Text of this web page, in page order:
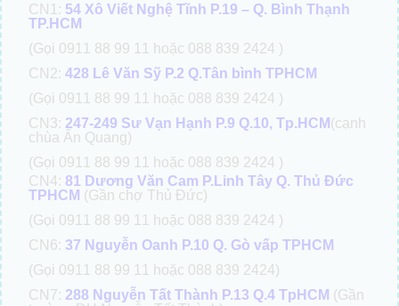
CN1: 54 Xô Viết Nghệ Tĩnh P.19 – Q. Bình Thạnh
TP.HCM
(Gọi 0911 88 99 11 hoặc 088 839 2424 )
CN2: 428 Lê Văn Sỹ P.2 Q.Tân bình TPHCM
(Gọi 0911 88 99 11 hoặc 088 839 2424 )
CN3: 247-249 Sư Vạn Hạnh P.9 Q.10, Tp.HCM (cạnh
chùa Ấn Quang)
(Gọi 0911 88 99 11 hoặc 088 839 2424 )
CN4: 81 Dương Văn Cam P.Linh Tây Q. Thủ Đức
TPHCM (Gần chợ Thủ Đức)
(Gọi 0911 88 99 11 hoặc 088 839 2424 )
CN6: 37 Nguyễn Oanh P.10 Q. Gò vấp TPHCM
(Gọi 0911 88 99 11 hoặc 088 839 2424)
CN7: 288 Nguyễn Tất Thành P.13 Q.4 TpHCM (Gần